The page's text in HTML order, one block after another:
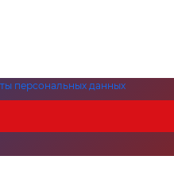
персональных данных